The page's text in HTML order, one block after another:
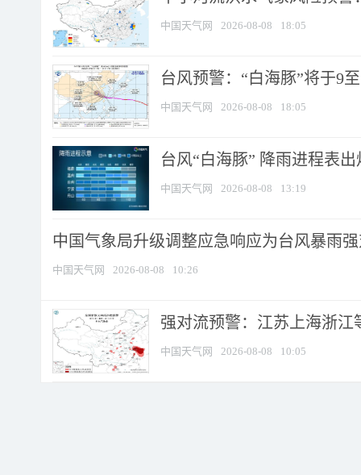
中国天气网 2026-08-08 18:05
台风预警：“白海豚”将于9
中国天气网 2026-08-08 18:05
台风“白海豚” 降雨进程表
中国天气网 2026-08-08 13:19
中国气象局升级调整应急响应为台风暴雨
中国天气网 2026-08-08 10:26
强对流预警：江苏上海浙江
中国天气网 2026-08-08 10:05